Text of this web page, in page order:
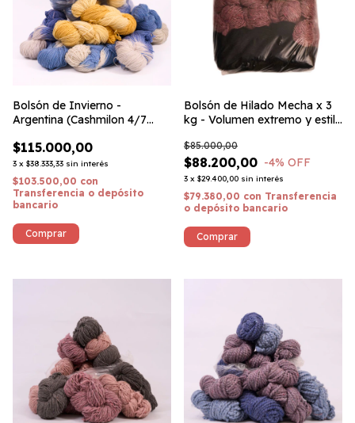
Bolsón de Invierno -
Argentina (Cashmilon 4/7
$115.000,00
3 x $38.333,33 sin interés
$103.500,00 con
Transferencia o depósito
bancario
Bolsón de Hilado Mecha x 3
kg - Volumen extremo y estilo
$88.200,00
$85.000,00
-4% OFF
3 x $29.400,00 sin interés
$79.380,00 con Transferencia
o depósito bancario